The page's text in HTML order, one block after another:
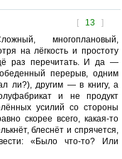
[ 13 ]
многоплановый,
на лёгкость и простоту
раз перечитать. И да —
перерыв, одним
ли?), другим — в книгу, а
и не продукт
усилий со стороны
скорее всего, какая-то
блеснёт и спрячется,
«Было что-то? Или